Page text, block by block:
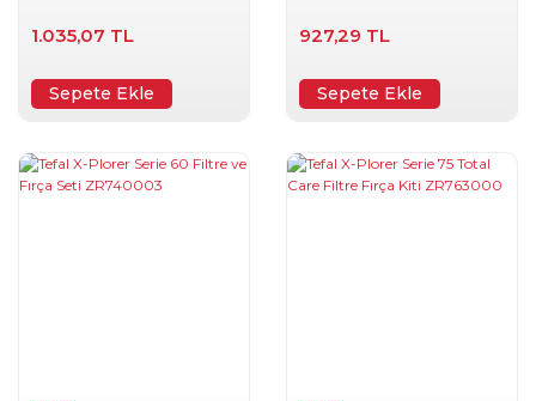
1.035,07 TL
Sepete Ekle
927,29 TL
Sepete Ekle